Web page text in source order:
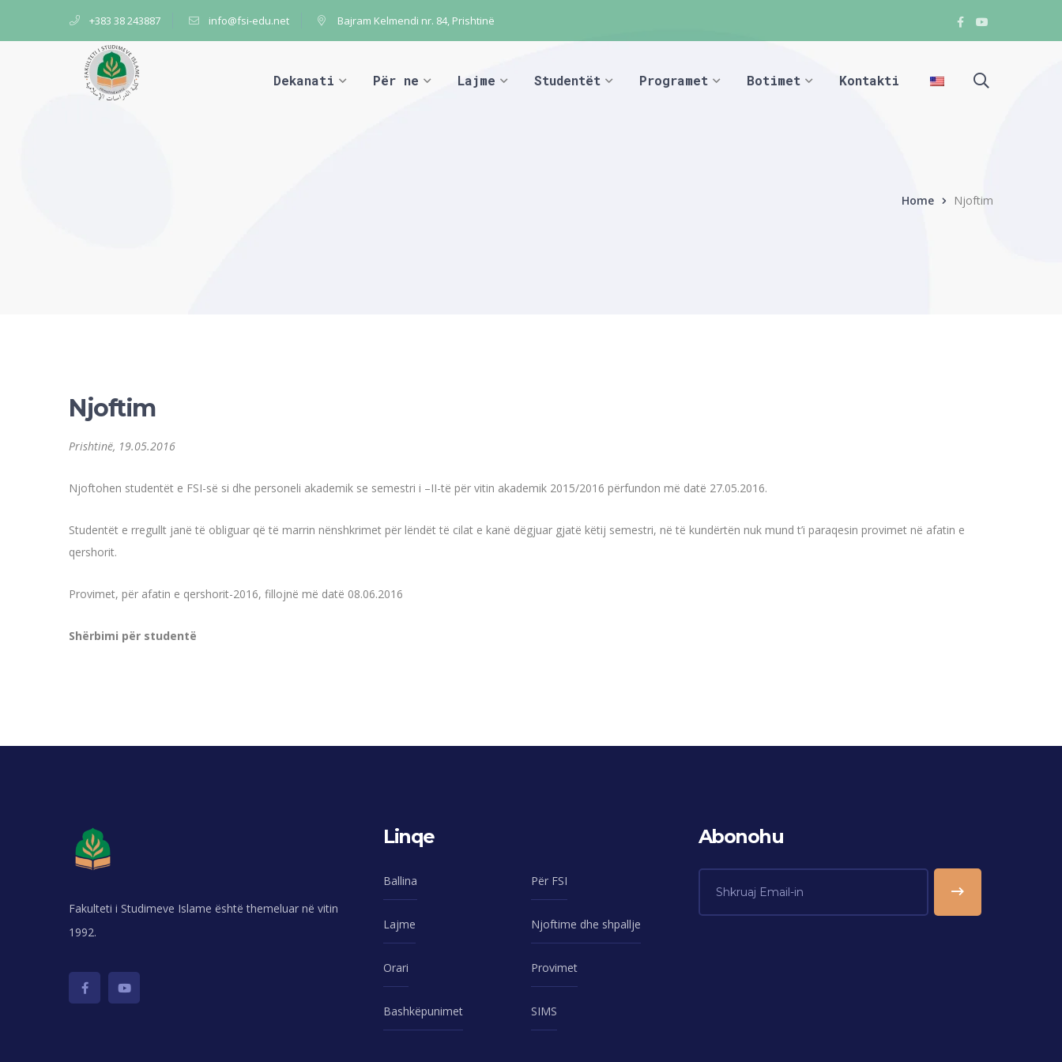
+383 38 243887 info@fsi-edu.net Bajram Kelmendi nr. 84, Prishtinë
Facebook
FacebookFacebook
Dekanati Për ne Lajme Studentët Programet Botimet Kontakti
Home Njoftim
Njoftim
Prishtinë, 19.05.2016
Njoftohen studentët e FSI-së si dhe personeli akademik se semestri i –II-të për vitin akademik 2015/2016 përfundon më datë 27.05.2016.
Studentët e rregullt janë të obliguar që të marrin nënshkrimet për lëndët të cilat e kanë dëgjuar gjatë këtij semestri, në të kundërtën nuk mund t’i paraqesin provimet në afatin e
qershorit.
Provimet, për afatin e qershorit-2016, fillojnë më datë 08.06.2016
Shërbimi për studentë
Fakulteti i Studimeve Islame është themeluar në vitin
1992.
Linqe
Ballina Për FSI
Lajme Njoftime dhe shpallje
Orari Provimet
Bashkëpunimet SIMS
Abonohu